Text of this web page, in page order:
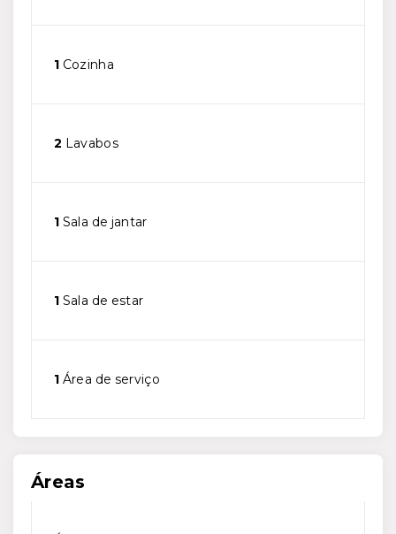
1 Cozinha
2 Lavabos
1 Sala de jantar
1 Sala de estar
1 Área de serviço
Áreas